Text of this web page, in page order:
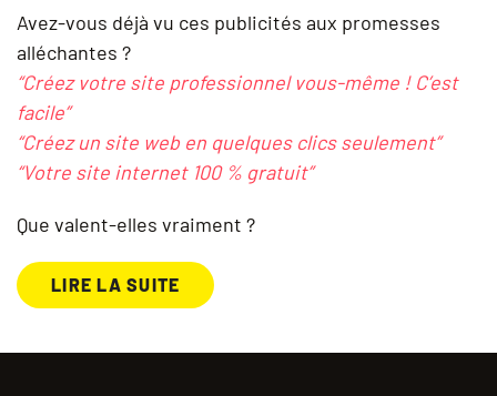
Avez-vous déjà vu ces publicités aux promesses
alléchantes ?
“Créez votre site professionnel vous-même ! C’est
facile”
“Créez un site web en quelques clics seulement”
“Votre site internet 100 % gratuit”
Que valent-elles vraiment ?
LIRE LA SUITE